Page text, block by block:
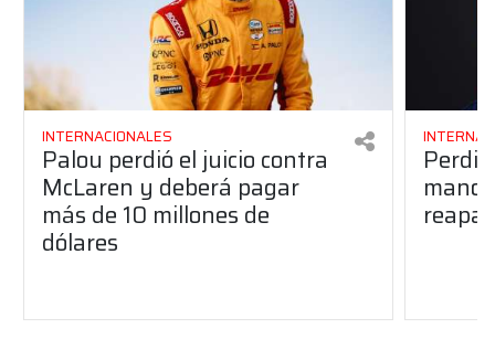
INTERNACIONALES
Palou perdió el juicio contra
McLaren y deberá pagar
más de 10 millones de
dólares